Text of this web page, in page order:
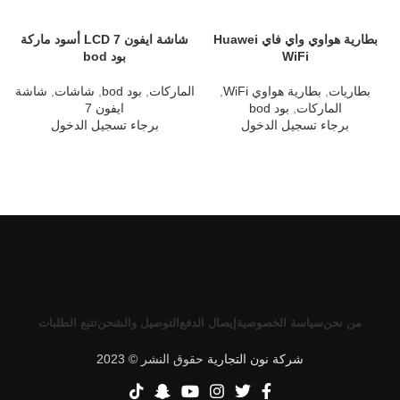
بطارية هواوي واي فاي Huawei
WiFi
بطاريات, بطارية هواوي WiFi
,
الماركات, بود bod
برجاء تسجيل الدخول
شاشة ايفون 7 LCD أسود ماركة
بود bod
الماركات, بود bod , شاشات, شاشة
ايفون 7
برجاء تسجيل الدخول
من نحنسياسة الخصوصية إيصال الدفع التوصيل والشحنتتبع الطلبات
شركة نون التجارية حقوق النشر © 2023